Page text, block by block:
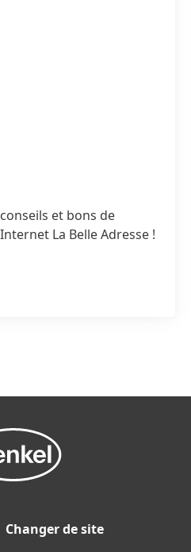
et bons de
La Belle Adresse !
Changer de site